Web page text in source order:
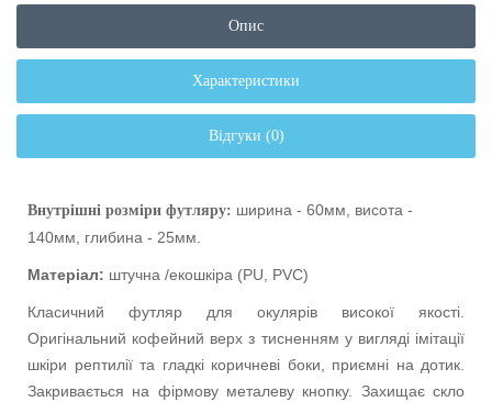
Опис
Характеристики
Відгуки (0)
Внутрішні розміри футляру: ширина - 60мм, висота -
140мм, глибина - 25мм.
Матеріал: штучна /екошкіра (PU, PVC)
Класичний футляр для окулярів високої якості.
Оригінальний кофейний верх з тисненням у вигляді імітації
шкіри рептилії та гладкі коричневі боки, приємні на дотик.
Закривається на фірмову металеву кнопку. Захищає скло